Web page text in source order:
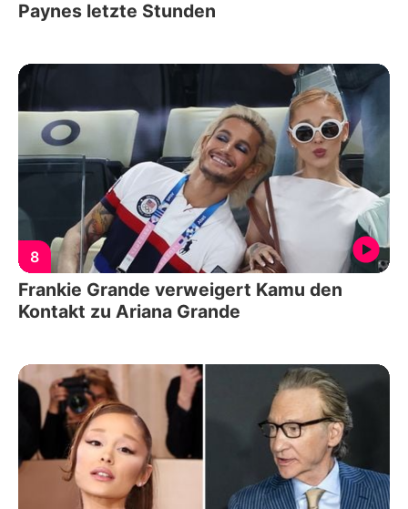
Paynes letzte Stunden
8
Frankie Grande verweigert Kamu den
Kontakt zu Ariana Grande